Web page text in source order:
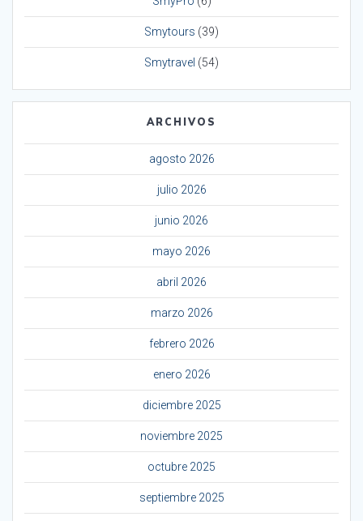
Smytours (39)
Smytravel (54)
ARCHIVOS
agosto 2026
julio 2026
junio 2026
mayo 2026
abril 2026
marzo 2026
febrero 2026
enero 2026
diciembre 2025
noviembre 2025
octubre 2025
septiembre 2025